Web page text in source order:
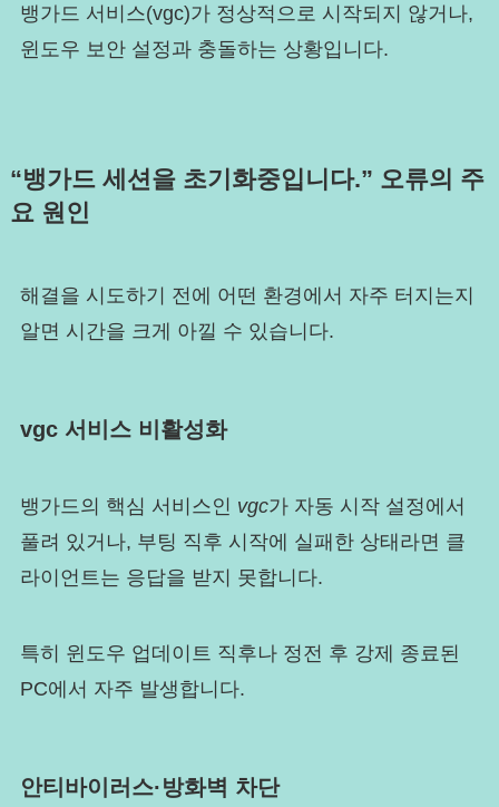
뱅가드 서비스(vgc)가 정상적으로 시작되지 않거나,
윈도우 보안 설정과 충돌하는 상황입니다.
“뱅가드 세션을 초기화중입니다.” 오류의 주
요 원인
해결을 시도하기 전에 어떤 환경에서 자주 터지는지
알면 시간을 크게 아낄 수 있습니다.
vgc 서비스 비활성화
뱅가드의 핵심 서비스인 vgc가 자동 시작 설정에서
풀려 있거나, 부팅 직후 시작에 실패한 상태라면 클
라이언트는 응답을 받지 못합니다.
특히 윈도우 업데이트 직후나 정전 후 강제 종료된
PC에서 자주 발생합니다.
안티바이러스·방화벽 차단